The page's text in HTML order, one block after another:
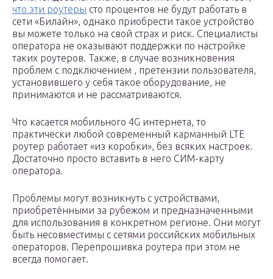
что эти роутеры сто процентов не будут работать в
сети «Билайн», однако приобрести такое устройство
вы можете только на свой страх и риск. Специалисты
оператора не оказывают поддержки по настройке
таких роутеров. Также, в случае возникновения
проблем с подключением , претензии пользователя,
установившего у себя такое оборудование, не
принимаются и не рассматриваются.
Что касается мобильного 4G интернета, то
практически любой современный карманный LTE
роутер работает «из коробки», без всяких настроек.
Достаточно просто вставить в него СИМ-карту
оператора.
Проблемы могут возникнуть с устройствами,
приобретёнными за рубежом и предназначенными
для использования в конкретном регионе. Они могут
быть несовместимы с сетями российских мобильных
операторов. Перепрошивка роутера при этом не
всегда помогает.